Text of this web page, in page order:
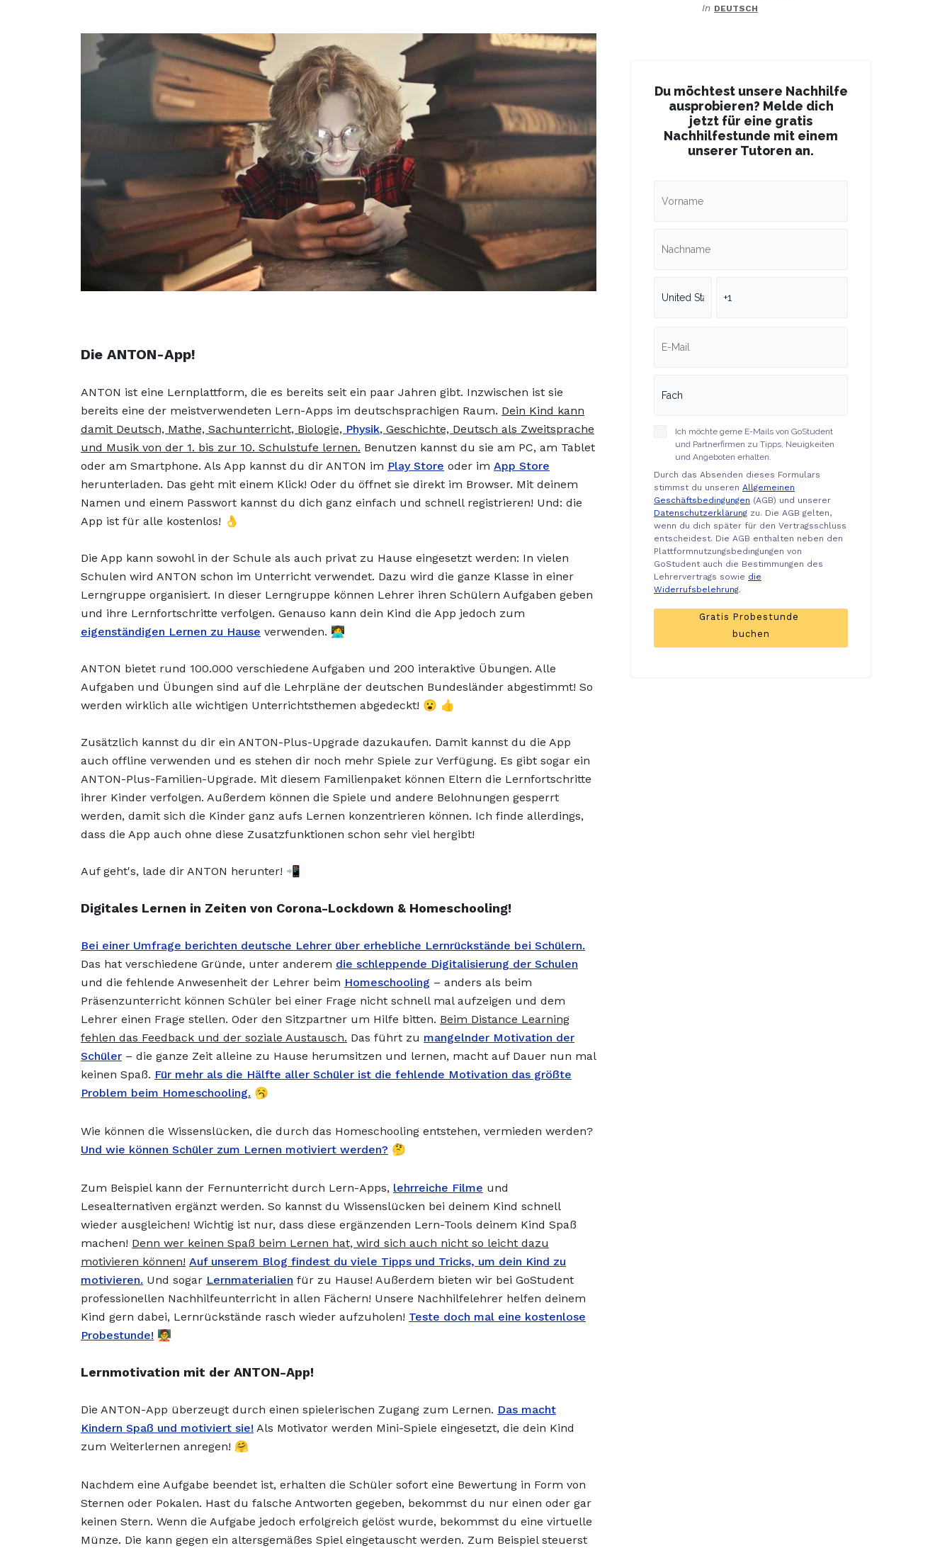
Die ANTON-App!
ANTON ist eine Lernplattform, die es bereits seit ein paar Jahren gibt. Inzwischen ist sie
bereits eine der meistverwendeten Lern-Apps im deutschsprachigen Raum. Dein Kind kann
damit Deutsch, Mathe, Sachunterricht, Biologie, Physik, Geschichte, Deutsch als Zweitsprache
und Musik von der 1. bis zur 10. Schulstufe lernen. Benutzen kannst du sie am PC, am Tablet
oder am Smartphone. Als App kannst du dir ANTON im Play Store oder im App Store
herunterladen. Das geht mit einem Klick! Oder du öffnet sie direkt im Browser. Mit deinem
Namen und einem Passwort kannst du dich ganz einfach und schnell registrieren! Und: die
App ist für alle kostenlos! 👌
Die App kann sowohl in der Schule als auch privat zu Hause eingesetzt werden: In vielen
Schulen wird ANTON schon im Unterricht verwendet. Dazu wird die ganze Klasse in einer
Lerngruppe organisiert. In dieser Lerngruppe können Lehrer ihren Schülern Aufgaben geben
und ihre Lernfortschritte verfolgen. Genauso kann dein Kind die App jedoch zum
eigenständigen Lernen zu Hause verwenden. 👩‍💻
ANTON bietet rund 100.000 verschiedene Aufgaben und 200 interaktive Übungen. Alle
Aufgaben und Übungen sind auf die Lehrpläne der deutschen Bundesländer abgestimmt! So
werden wirklich alle wichtigen Unterrichtsthemen abgedeckt! 😮 👍
Zusätzlich kannst du dir ein ANTON-Plus-Upgrade dazukaufen. Damit kannst du die App
auch offline verwenden und es stehen dir noch mehr Spiele zur Verfügung. Es gibt sogar ein
ANTON-Plus-Familien-Upgrade. Mit diesem Familienpaket können Eltern die Lernfortschritte
ihrer Kinder verfolgen. Außerdem können die Spiele und andere Belohnungen gesperrt
werden, damit sich die Kinder ganz aufs Lernen konzentrieren können. Ich finde allerdings,
dass die App auch ohne diese Zusatzfunktionen schon sehr viel hergibt!
Auf geht's, lade dir ANTON herunter! 📲
Digitales Lernen in Zeiten von Corona-Lockdown & Homeschooling!
Bei einer Umfrage berichten deutsche Lehrer über erhebliche Lernrückstände bei Schülern.
Das hat verschiedene Gründe, unter anderem die schleppende Digitalisierung der Schulen
und die fehlende Anwesenheit der Lehrer beim Homeschooling – anders als beim
Präsenzunterricht können Schüler bei einer Frage nicht schnell mal aufzeigen und dem
Lehrer einen Frage stellen. Oder den Sitzpartner um Hilfe bitten. Beim Distance Learning
fehlen das Feedback und der soziale Austausch. Das führt zu mangelnder Motivation der
Schüler – die ganze Zeit alleine zu Hause herumsitzen und lernen, macht auf Dauer nun mal
keinen Spaß. Für mehr als die Hälfte aller Schüler ist die fehlende Motivation das größte
Problem beim Homeschooling. 🥱
Wie können die Wissenslücken, die durch das Homeschooling entstehen, vermieden werden?
Und wie können Schüler zum Lernen motiviert werden? 🤔
Zum Beispiel kann der Fernunterricht durch Lern-Apps, lehrreiche Filme und
Lesealternativen ergänzt werden. So kannst du Wissenslücken bei deinem Kind schnell
wieder ausgleichen! Wichtig ist nur, dass diese ergänzenden Lern-Tools deinem Kind Spaß
machen! Denn wer keinen Spaß beim Lernen hat, wird sich auch nicht so leicht dazu
motivieren können! Auf unserem Blog findest du viele Tipps und Tricks, um dein Kind zu
motivieren. Und sogar Lernmaterialien für zu Hause! Außerdem bieten wir bei GoStudent
professionellen Nachhilfeunterricht in allen Fächern! Unsere Nachhilfelehrer helfen deinem
Kind gern dabei, Lernrückstände rasch wieder aufzuholen! Teste doch mal eine kostenlose
Probestunde! 🧑‍🏫
Lernmotivation mit der ANTON-App!
Die ANTON-App überzeugt durch einen spielerischen Zugang zum Lernen. Das macht
Kindern Spaß und motiviert sie! Als Motivator werden Mini-Spiele eingesetzt, die dein Kind
zum Weiterlernen anregen! 🤗
Nachdem eine Aufgabe beendet ist, erhalten die Schüler sofort eine Bewertung in Form von
Sternen oder Pokalen. Hast du falsche Antworten gegeben, bekommst du nur einen oder gar
keinen Stern. Wenn die Aufgabe jedoch erfolgreich gelöst wurde, bekommst du eine virtuelle
Münze. Die kann gegen ein altersgemäßes Spiel eingetauscht werden. Zum Beispiel steuerst
In DEUTSCH
Du möchtest unsere Nachhilfe
ausprobieren? Melde dich
jetzt für eine gratis
Nachhilfestunde mit einem
unserer Tutoren an.
Ich möchte gerne E-Mails von GoStudent
und Partnerfirmen zu Tipps, Neuigkeiten
und Angeboten erhalten.
Durch das Absenden dieses Formulars
stimmst du unseren Allgemeinen
Geschäftsbedingungen (AGB) und unserer
Datenschutzerklärung zu. Die AGB gelten,
wenn du dich später für den Vertragsschluss
entscheidest. Die AGB enthalten neben den
Plattformnutzungsbedingungen von
GoStudent auch die Bestimmungen des
Lehrervertrags sowie die
Widerrufsbelehrung.